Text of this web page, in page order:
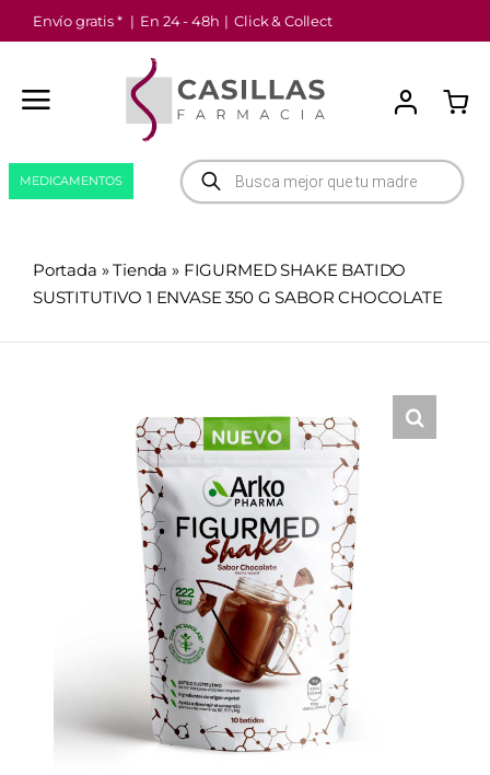
Saltar
al
Envío gratis * | En 24 - 48h | Click & Collect
Búsqueda
de
productos
MEDICAMENTOS
Portada »Tienda » FIGURMED SHAKE BATIDO
SUSTITUTIVO 1 ENVASE 350 G SABOR CHOCOLATE